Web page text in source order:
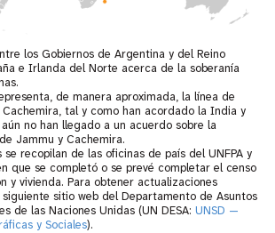
los Gobiernos de Argentina y del Reino
e Irlanda del Norte acerca de la soberanía
de manera aproximada, la línea de
tal y como han acordado la India y
no han llegado a un acuerdo sobre la
Jammu y Cachemira.
recopilan de las oficinas de país del UNFPA y
que se completó o se prevé completar el censo
y vivienda. Para obtener actualizaciones
sitio web del Departamento de Asuntos
de las Naciones Unidas (UN DESA: UNSD —
y Sociales).